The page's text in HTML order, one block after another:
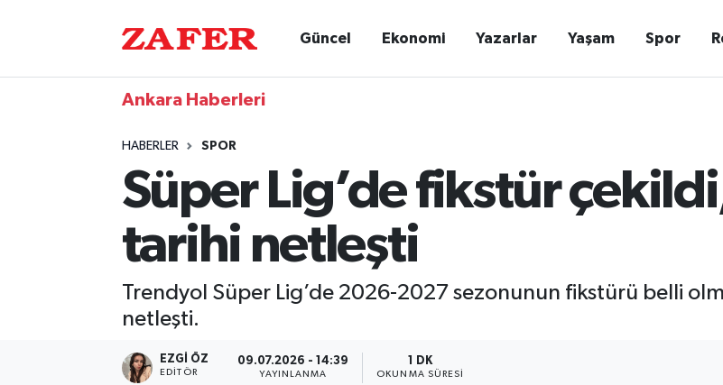
Güncel Ekonomi Yazarlar Yaşam Spor
Ankara Haberleri
HABERLER SPOR
Süper Lig’de fikstür
tarihi netleşti
Trendyol Süper Lig’de 2026-2027 sezonunun fikstürü belli
netleşti.
EZGI ÖZ
EDITÖR
09.07.2026 - 14:39
YAYINLANMA
1 DK
OKUNMA SÜRESI